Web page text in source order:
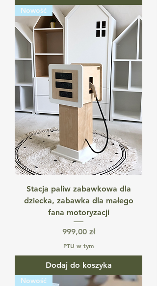
Nowość
Stacja paliw zabawkowa dla
dziecka, zabawka dla małego
fana motoryzacji
Cena
999,00 zł
PTU w tym
Dodaj do koszyka
Nowość